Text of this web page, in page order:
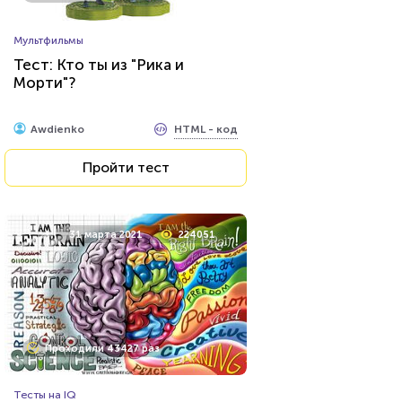
Угадай футболиста по фото!
Пройти тест
26 июля 2021 62464
Проходили 8033 раза
Мультфильмы
Тест: Кто ты из "Рика и
Морти"?
Awdienko HTML - код
Пройти тест
31 марта 2021 224051
Проходили 43427 раз
Тесты на IQ